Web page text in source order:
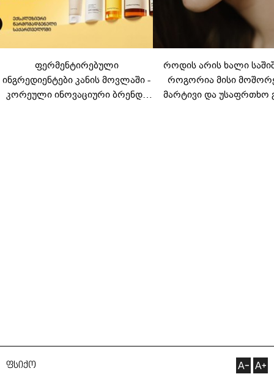
ფერმენტირებული
ინგრედიენტები კანის მოვლაში -
კორეული ინოვაციური ბრენდი
როდის არის ხალი
როგორია მისი
მარტივი და უსაფრთხო
ფსიქო